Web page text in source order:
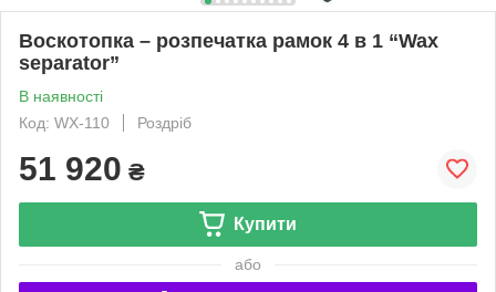
Воскотопка – розпечатка рамок 4 в 1 “Wax
separator”
В наявності
Код: WX-110
Роздріб
51 920 ₴
Купити
або